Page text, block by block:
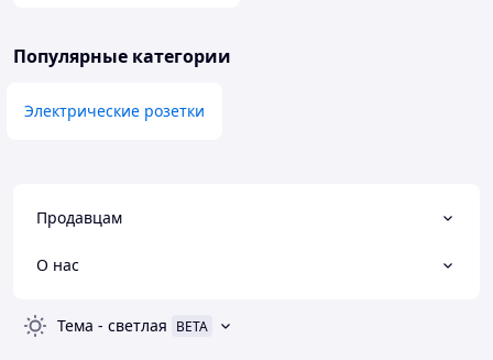
Популярные категории
Электрические розетки
Продавцам
О нас
Тема - светлая BETA